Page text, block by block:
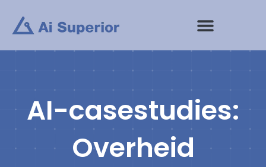
inhoud
AI-casestudies:
Overheid